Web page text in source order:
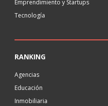
Emprendimiento y Startups
Tecnología
RANKING
Agencias
Educación
Inmobiliaria